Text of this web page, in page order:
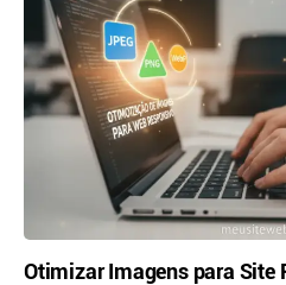
Otimizar Imagens para Site